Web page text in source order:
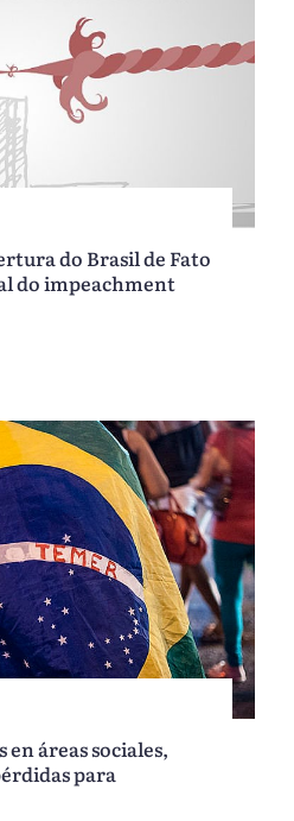
do Brasil de Fato
do impeachment
en áreas sociales,
para